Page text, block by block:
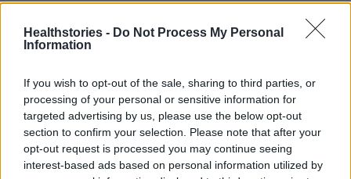
Healthstories - Do Not Process My Personal
Information
If you wish to opt-out of the sale, sharing to third parties, or
processing of your personal or sensitive information for
targeted advertising by us, please use the below opt-out
section to confirm your selection. Please note that after your
opt-out request is processed you may continue seeing
interest-based ads based on personal information utilized by